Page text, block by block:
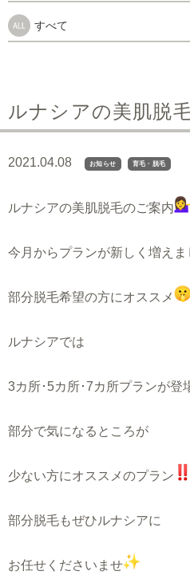
すべて
ルナシアの美肌脱
2021.04.08 お知らせ 育毛・脱毛
ルナシアの美肌脱毛のご案内
今月からプランが新しく増えま
部分脱毛希望の方にオススメ
ルナシアでは
3カ所･5カ所･7カ所プランが登
部分で気になるところが
少ない方にオススメのプラン
部分脱毛もぜひルナシアに
お任せくださいませ